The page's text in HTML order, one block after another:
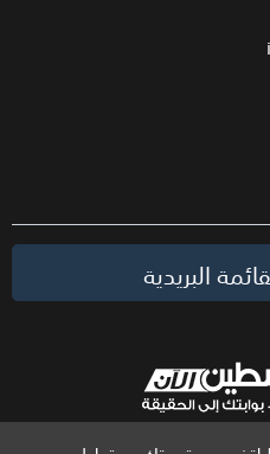
البريدية